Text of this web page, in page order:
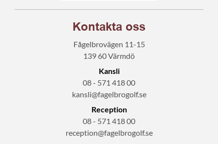
Kontakta oss
Fågelbrovägen 11-15
139 60 Värmdö
Kansli
08 - 571 418 00
kansli@fagelbrogolf.se
Reception
08 - 571 418 00
reception@fagelbrogolf.se